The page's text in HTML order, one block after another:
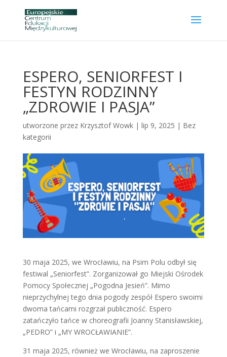
ESPERO, SENIORFEST I
FESTYN RODZINNY
„ZDROWIE I PASJA”
utworzone przez Krzysztof Wowk| lip 9, 2025 | Bez
kategorii
30 maja 2025, we Wrocławiu, na Psim Polu odbył się
festiwal „Seniorfest”. Zorganizował go Miejski Ośrodek
Pomocy Społecznej „Pogodna Jesień”. Mimo
nieprzychylnej tego dnia pogody zespół Espero swoimi
dwoma tańcami rozgrzał publiczność. Espero
zatańczyło tańce w choreografii Joanny Stanisławskiej,
„PEDRO” i „MY WROCŁAWIANIE”.
31 maja 2025, również we Wrocławiu, na zaproszenie